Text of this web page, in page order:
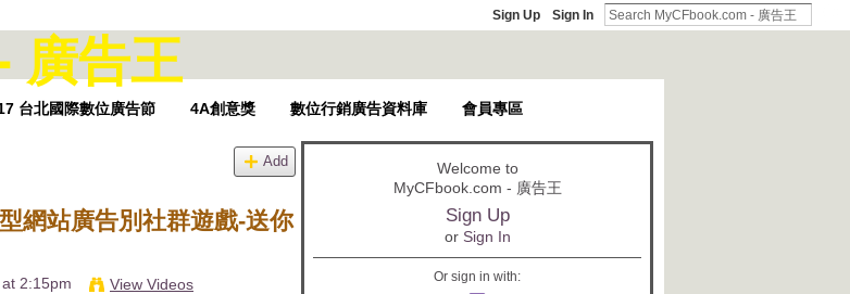
Sign Up Sign In
台北國際數位廣告節 4A創意獎 數位行銷廣告資料庫 會員專區
Add
網站廣告別社群遊戲-送你
2:15pm View Videos
Welcome to
MyCFbook.com - 廣告王
Sign Up
or Sign In
Or sign in with: